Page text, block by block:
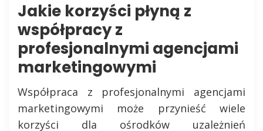
Jakie korzyści płyną z
współpracy z
profesjonalnymi agencjami
marketingowymi
Współpraca z profesjonalnymi agencjami
marketingowymi może przynieść wiele
korzyści dla ośrodków uzależnień